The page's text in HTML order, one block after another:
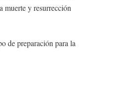
muerte y resurrección
de preparación para la